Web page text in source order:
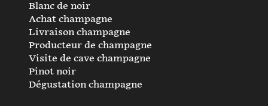
Blanc de noir
Achat champagne
Livraison champagne
Producteur de champagne
Visite de cave champagne
Pinot noir
Dégustation champagne